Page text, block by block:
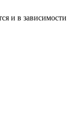
и в зависимости